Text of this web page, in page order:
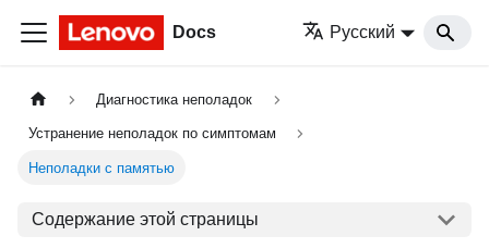
Docs Русский
Диагностика неполадок
Устранение неполадок по симптомам
Неполадки с памятью
Содержание этой страницы